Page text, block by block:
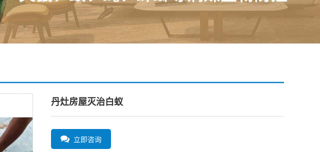
丹灶房屋灭治白蚁
立即咨询